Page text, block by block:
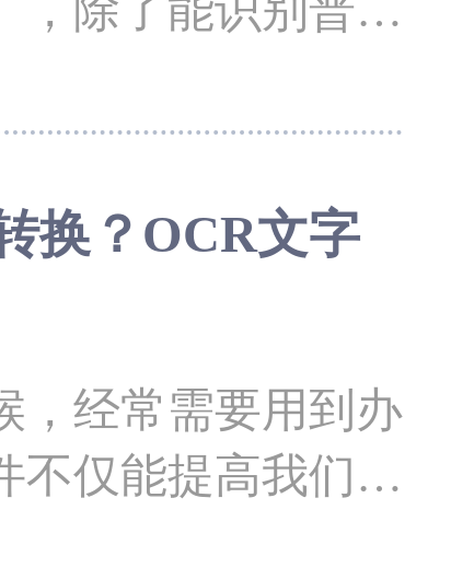
，除了能识别普通
在更大软件都上行
扫描识别软件就
伴用后都会发现
不是很高，那有
推荐一下呢？
优势
换？OCR文字
经常需要用到办
不仅能提高我们的